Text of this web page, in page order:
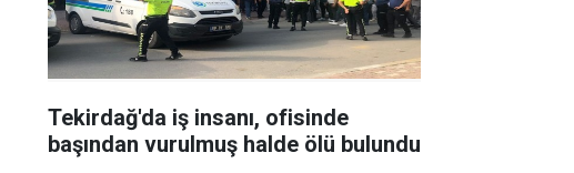
Tekirdağ'da iş insanı, ofisinde
başından vurulmuş halde ölü bulundu